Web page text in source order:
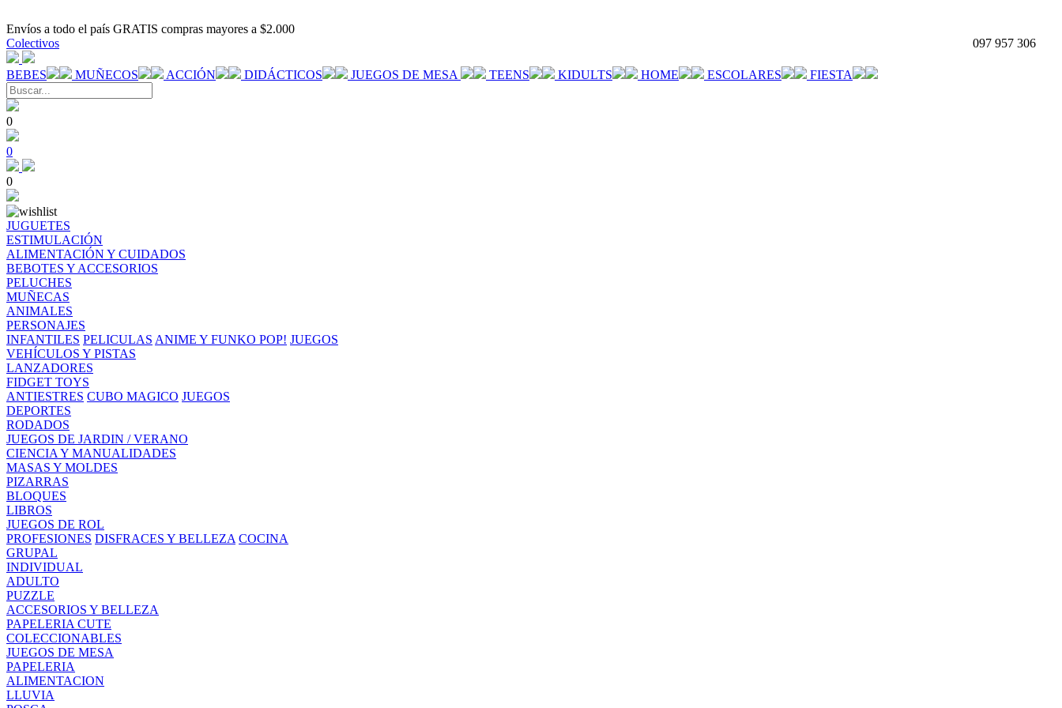
Envíos a todo el país GRATIS compras mayores a $2.000
097 957 306
Colectivos
BEBES MUÑECOS ACCIÓN DIDÁCTICOS JUEGOS DE MESA TEENS KIDULTS HOME ESCOLARES FIESTA
0
0
0
JUGUETES
ESTIMULACIÓN
ALIMENTACIÓN Y CUIDADOS
BEBOTES Y ACCESORIOS
PELUCHES
MUÑECAS
ANIMALES
PERSONAJES
INFANTILES PELICULAS ANIME Y FUNKO POP! JUEGOS
VEHÍCULOS Y PISTAS
LANZADORES
FIDGET TOYS
ANTIESTRES CUBO MAGICO JUEGOS
DEPORTES
RODADOS
JUEGOS DE JARDIN / VERANO
CIENCIA Y MANUALIDADES
MASAS Y MOLDES
PIZARRAS
BLOQUES
LIBROS
JUEGOS DE ROL
PROFESIONES DISFRACES Y BELLEZA COCINA
GRUPAL
INDIVIDUAL
ADULTO
PUZZLE
ACCESORIOS Y BELLEZA
PAPELERIA CUTE
COLECCIONABLES
JUEGOS DE MESA
PAPELERIA
ALIMENTACION
LLUVIA